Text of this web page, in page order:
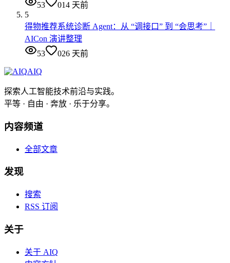
53
014 天前
5
得物推荐系统诊断 Agent：从 “调接口” 到 “会思考”｜
AICon 演讲整理
53
026 天前
AIQ
探索人工智能技术前沿与实践。
平等 · 自由 · 奔放 · 乐于分享。
内容频道
全部文章
发现
搜索
RSS 订阅
关于
关于 AIQ